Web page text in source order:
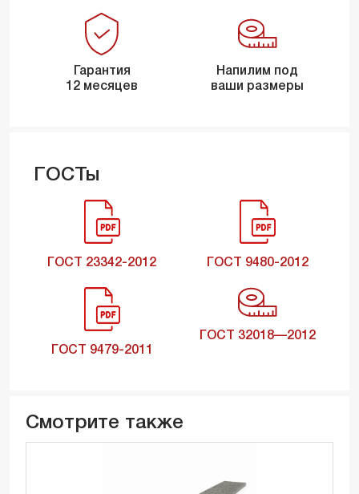
Гарантия
12 месяцев
Напилим под
ваши размеры
ГОСТы
ГОСТ 23342-2012 ГОСТ 9480-2012
ГОСТ 9479-2011
ГОСТ 32018—2012
Смотрите также